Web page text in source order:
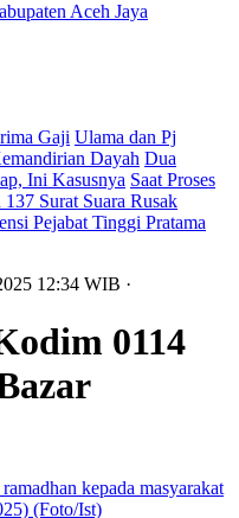
Aceh Jaya
Gaji Ulama dan Pj
Dayah Dua
Ini Kasusnya Saat Proses
Surat Suara Rusak
Pejabat Tinggi Pratama
12:34 WIB ·
0114